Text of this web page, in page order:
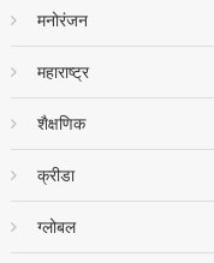
मनोरंजन
महाराष्ट्र
शैक्षणिक
क्रीडा
ग्लोबल